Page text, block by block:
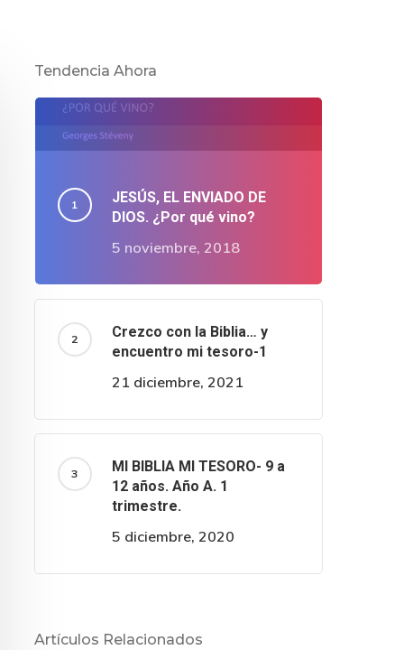
Tendencia Ahora
JESÚS, EL ENVIADO DE
DIOS. ¿Por qué vino?
5 noviembre, 2018
Crezco con la Biblia… y
encuentro mi tesoro-1
21 diciembre, 2021
MI BIBLIA MI TESORO- 9 a
12 años. Año A. 1
trimestre.
5 diciembre, 2020
Artículos Relacionados